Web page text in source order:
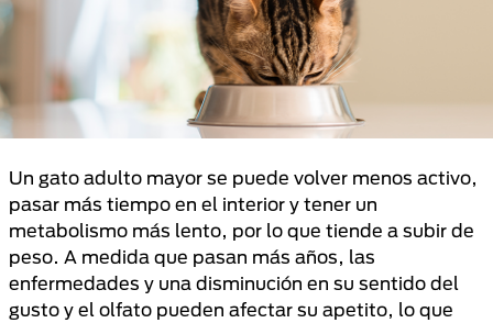
Un gato adulto mayor se puede volver menos activo,
pasar más tiempo en el interior y tener un
metabolismo más lento, por lo que tiende a subir de
peso. A medida que pasan más años, las
enfermedades y una disminución en su sentido del
gusto y el olfato pueden afectar su apetito, lo que